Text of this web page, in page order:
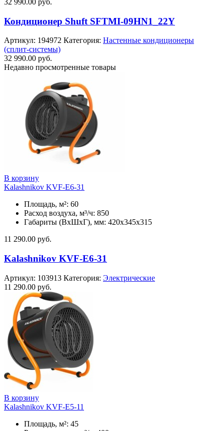
Кондиционер Shuft SFTMI-09HN1_22Y
Артикул: 194972 Категория: Настенные кондиционеры
(сплит-системы)
32 990.00 руб.
Недавно просмотренные товары
В корзину
Kalashnikov KVF-E6-31
Площадь, м²: 60
Расход воздуха, м³/ч: 850
Габариты (ВхШхГ), мм: 420x345x315
11 290.00 руб.
Kalashnikov KVF-E6-31
Артикул: 103913 Категория: Электрические
11 290.00 руб.
В корзину
Kalashnikov KVF-E5-11
Площадь, м²: 45